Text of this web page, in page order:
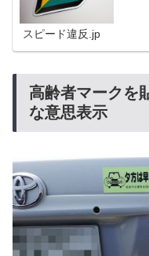
スピード違反.jp
高齢者マークを
な意思表示